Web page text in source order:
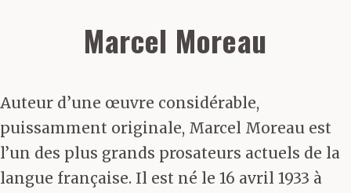
Marcel Moreau
Auteur d’une œuvre considérable,
puissamment originale, Marcel Moreau est
l’un des plus grands prosateurs actuels de la
langue française. Il est né le 16 avril 1933 à